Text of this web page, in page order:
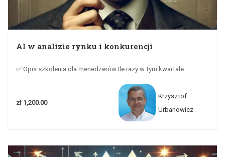
AI w analizie rynku i konkurencji
✅ Opis szkolenia dla menedżerów Ile razy w tym kwartale...
zł 1,200.00
Krzysztof
Urbanowicz